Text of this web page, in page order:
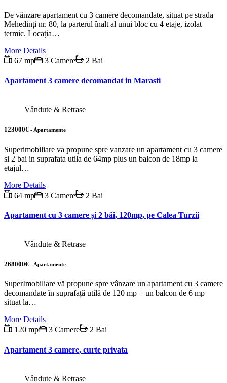
De vânzare apartament cu 3 camere decomandate, situat pe strada
Mehedinți nr. 80, la parterul înalt al unui bloc cu 4 etaje, izolat
termic. Locația…
More Details
67 mp
3 Camere 2 Bai
Apartament 3 camere decomandat in Marasti
Vândute & Retrase
123000€ - Apartamente
Superimobiliare va propune spre vanzare un apartament cu 3 camere
si 2 bai in suprafata utila de 64mp plus un balcon de 18mp la
etajul…
More Details
64 mp
3 Camere 2 Bai
Apartament cu 3 camere și 2 băi, 120mp, pe Calea Turzii
Vândute & Retrase
268000€ - Apartamente
SuperImobiliare vă propune spre vânzare un apartament cu 3 camere
decomandate în suprafață utilă de 120 mp + un balcon de 6 mp
situat la…
More Details
120 mp
3 Camere 2 Bai
Apartament 3 camere, curte privata
Vândute & Retrase